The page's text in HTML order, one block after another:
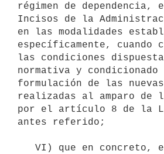
régimen de dependencia,
Incisos de la
en las modalidades
específicamente, cuando
las condiciones
normativa y
formulación de las
realizadas al amparo de
por el artículo 8 de la
antes referido;